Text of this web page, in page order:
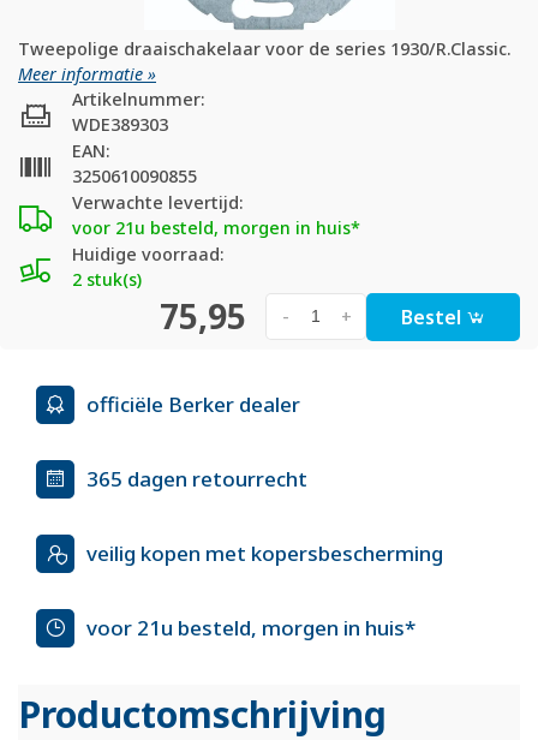
Tweepolige draaischakelaar voor de series 1930/R.Classic.
Meer informatie »
Verwachte levertijd:
voor 21u besteld, morgen in huis*
Huidige voorraad:
2 stuk(s)
Artikelnummer:
WDE389303
EAN:
3250610090855
75,95 +
- Bestel
officiële Berker dealer
365 dagen retourrecht
veilig kopen met kopersbescherming
voor 21u besteld, morgen in huis*
Productomschrijving